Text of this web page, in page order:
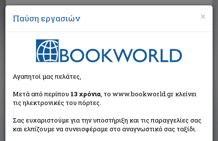
Αναζήτηση
Αποτελέσματα αναζήτησης
Συγγραφέας: Κυριακάκη Μαριάννα (4 βιβλία)
Ταξινόμηση ανά:
×
Παύση εργασιών
Αγαπητοί μας πελάτες,
Μετά από περίπου 13 χρόνια, το www.bookworld.gr κλείνει
τις ηλεκτρονικές του πόρτες.
Σας ευχαριστούμε για την υποστήριξη και τις παραγγελίες σας
και ελπίζουμε να συνεισφέραμε στο αναγνωστικό σας ταξίδι.